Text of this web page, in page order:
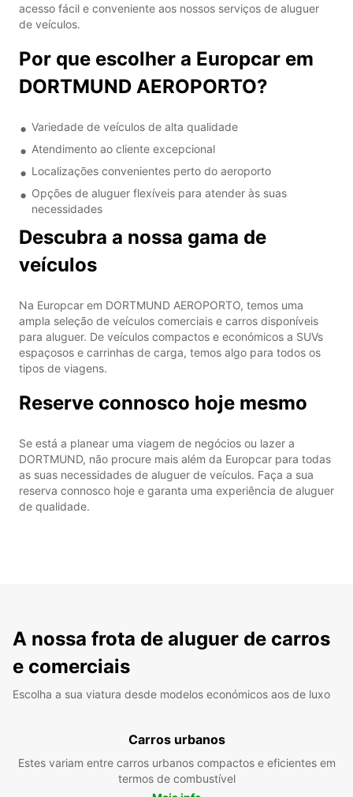
acesso fácil e conveniente aos nossos serviços de aluguer
de veículos.
Por que escolher a Europcar em
DORTMUND AEROPORTO?
Variedade de veículos de alta qualidade
Atendimento ao cliente excepcional
Localizações convenientes perto do aeroporto
Opções de aluguer flexíveis para atender às suas
necessidades
Descubra a nossa gama de
veículos
Na Europcar em DORTMUND AEROPORTO, temos uma
ampla seleção de veículos comerciais e carros disponíveis
para aluguer. De veículos compactos e económicos a SUVs
espaçosos e carrinhas de carga, temos algo para todos os
tipos de viagens.
Reserve connosco hoje mesmo
Se está a planear uma viagem de negócios ou lazer a
DORTMUND, não procure mais além da Europcar para todas
as suas necessidades de aluguer de veículos. Faça a sua
reserva connosco hoje e garanta uma experiência de aluguer
de qualidade.
A nossa frota de aluguer de carros
e comerciais
Escolha a sua viatura desde modelos económicos aos de luxo
Carros urbanos
Estes variam entre carros urbanos compactos e eficientes em
termos de combustível